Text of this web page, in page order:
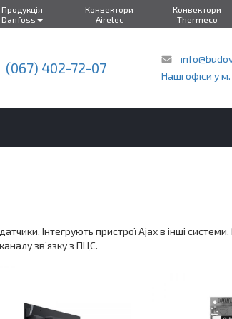
(067) 402-72-07
Наші офіси у м.
Інтегрують пристрої Ajax в інші
зв’язку з ПЦС.
Продукція
Danfoss
Конвектори
Airelec
Конвектори
Thermeco